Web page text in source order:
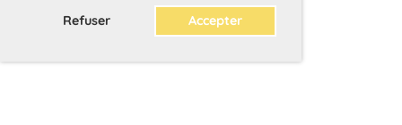
Refuser Accepter